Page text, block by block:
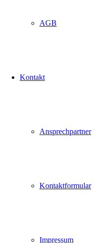
AGB
Kontakt
Ansprechpartner
Kontaktformular
Impressum